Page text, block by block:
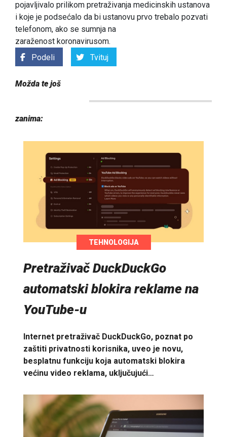
pojavljivalo prilikom pretraživanja medicinskih ustanova
i koje je podsećalo da bi ustanovu prvo trebalo pozvati
telefonom, ako se sumnja na
zaraženost koronavirusom.
Podeli
Tvituj
Možda te još
zanima:
TEHNOLOGIJA
Pretraživač DuckDuckGo
automatski blokira reklame na
YouTube-u
Internet pretraživač DuckDuckGo, poznat po
zaštiti privatnosti korisnika, uveo je novu,
besplatnu funkciju koja automatski blokira
većinu video reklama, uključujući…